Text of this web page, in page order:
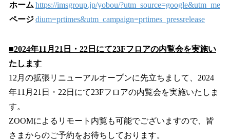
ホーム
ページ
https://imsgroup.jp/yobou/?utm_source=google&utm_me
dium=prtimes&utm_campaign=prtimes_pressrelease
■2024年11月21日・22日にて23Fフロアの内覧会を実施い
たします
12月の拡張リニューアルオープンに先立ちまして、2024
年11月21日・22日にて23Fフロアの内覧会を実施いたしま
す。
ZOOMによるリモート内覧も可能でございますので、皆
さまからのご予約をお待ちしております。